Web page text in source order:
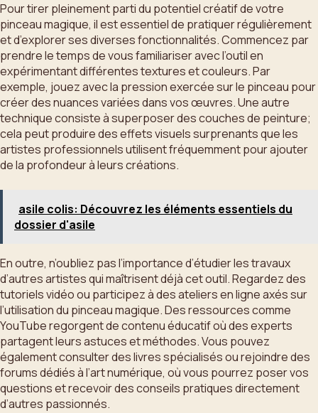
Pour tirer pleinement parti du potentiel créatif de votre
pinceau magique, il est essentiel de pratiquer régulièrement
et d’explorer ses diverses fonctionnalités. Commencez par
prendre le temps de vous familiariser avec l’outil en
expérimentant différentes textures et couleurs. Par
exemple, jouez avec la pression exercée sur le pinceau pour
créer des nuances variées dans vos œuvres. Une autre
technique consiste à superposer des couches de peinture;
cela peut produire des effets visuels surprenants que les
artistes professionnels utilisent fréquemment pour ajouter
de la profondeur à leurs créations.
asile colis: Découvrez les éléments essentiels du
dossier d'asile
En outre, n’oubliez pas l’importance d’étudier les travaux
d’autres artistes qui maîtrisent déjà cet outil. Regardez des
tutoriels vidéo ou participez à des ateliers en ligne axés sur
l’utilisation du pinceau magique. Des ressources comme
YouTube regorgent de contenu éducatif où des experts
partagent leurs astuces et méthodes. Vous pouvez
également consulter des livres spécialisés ou rejoindre des
forums dédiés à l’art numérique, où vous pourrez poser vos
questions et recevoir des conseils pratiques directement
d’autres passionnés.